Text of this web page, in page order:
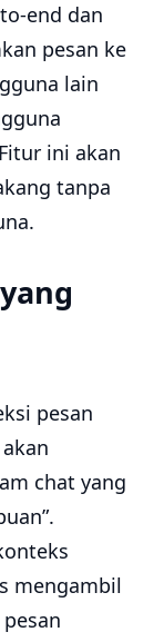
end dan
pesan ke
lain
ini akan
tanpa
pesan
chat yang
mengambil